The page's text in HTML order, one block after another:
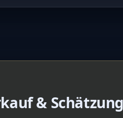
& Schätzung